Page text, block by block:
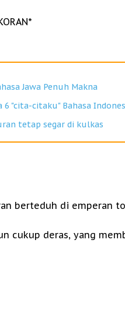
Jawa Penuh Makna
"cita-citaku" Bahasa
tetap segar di kulkas
berteduh di emperan
cukup deras, yang